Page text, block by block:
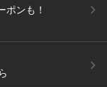
ポンも！